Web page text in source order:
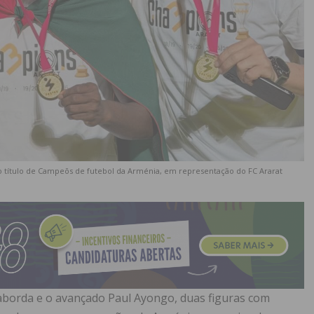
de Campeõs de futebol da Arménia, em representação do FC Ararat
e o avançado Paul Ayongo, duas figuras com